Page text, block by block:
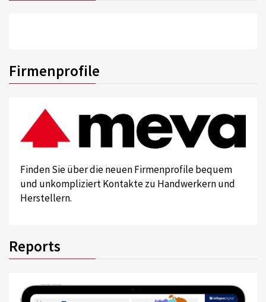
Firmenprofile
Finden Sie über die neuen Firmenprofile bequem
und unkompliziert Kontakte zu Handwerkern und
Herstellern.
Reports